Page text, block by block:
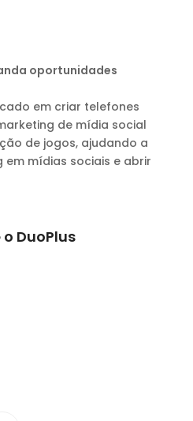
oportunidades
em criar telefones
de mídia social
de jogos, ajudando a
mídias sociais e abrir
DuoPlus